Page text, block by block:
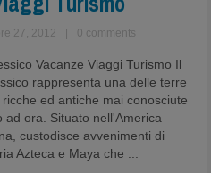
27, 2012 0 comments
Vacanze Viaggi Turismo Il
rappresenta una delle terre
ricche ed antiche mai conosciute
ad ora. Situato nell'America
custodisce avvenimenti di
Azteca e Maya che ...